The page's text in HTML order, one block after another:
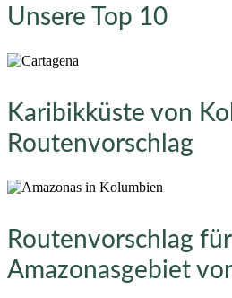
Unsere Top 10
Karibikküste von
Routenvorschlag
Routenvorschlag
Amazonasgebiet